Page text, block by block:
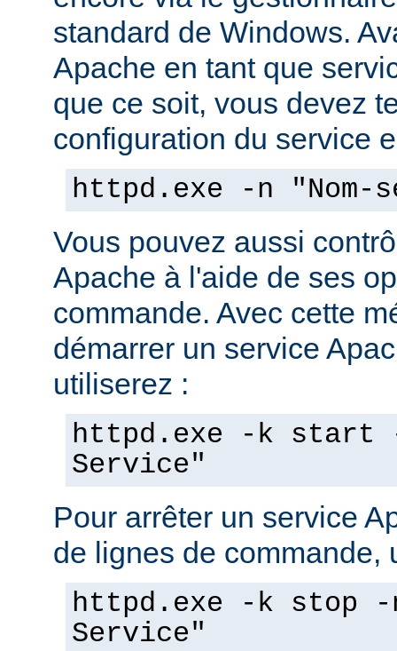
standard de Windows.
Apache en tant que
que ce soit, vous devez
configuration du service
httpd.exe -n
Vous pouvez aussi
Apache à l'aide de ses
commande. Avec cette
démarrer un service
utiliserez :
httpd.exe -k start -
Service"
Pour arrêter un service
de lignes de commande,
httpd.exe -k stop -
Service"